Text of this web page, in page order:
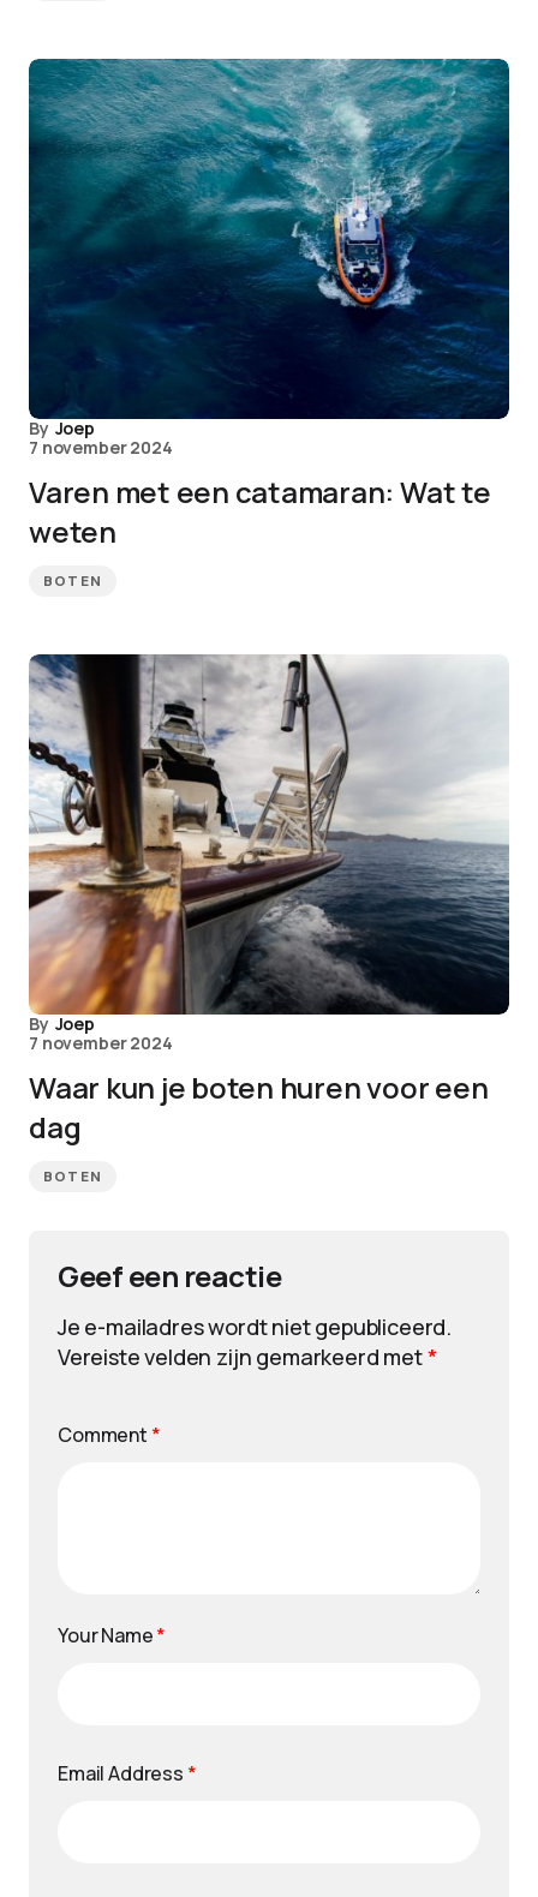
By Joep
7 november 2024
Varen met een catamaran: Wat te
weten
BOTEN
By Joep
7 november 2024
Waar kun je boten huren voor een
dag
BOTEN
Geef een reactie
Je e-mailadres wordt niet gepubliceerd.
Vereiste velden zijn gemarkeerd met*
Comment *
Your Name*
Email Address *